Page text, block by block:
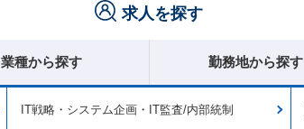
求人を探す
業種から探す 勤務地から探す
IT戦略・システム企画・IT監査/内部統制